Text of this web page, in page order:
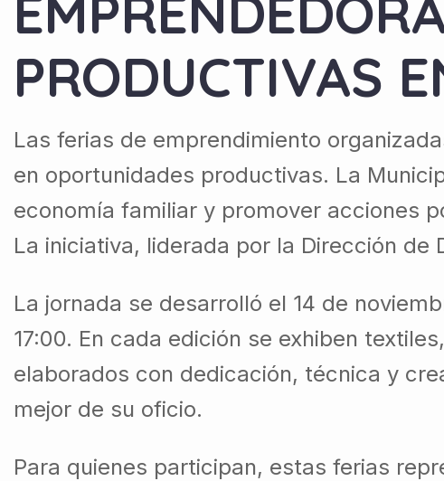
PRODUCTIVAS
Las ferias de emprendimiento
en oportunidades productivas. La
economía familiar y promover acciones
La iniciativa, liderada por la Dirección de
La jornada se desarrolló el 14 de
17:00. En cada edición se exhiben
elaborados con dedicación, técnica y
mejor de su oficio.
Para quienes participan, estas ferias